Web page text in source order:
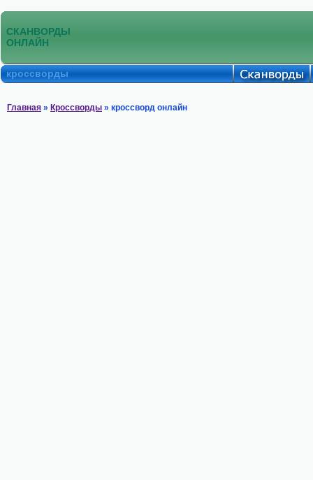
СКАНВОРДЫ
ОНЛАЙН
кроссворды
Главная » Кроссворды » кроссворд онлайн